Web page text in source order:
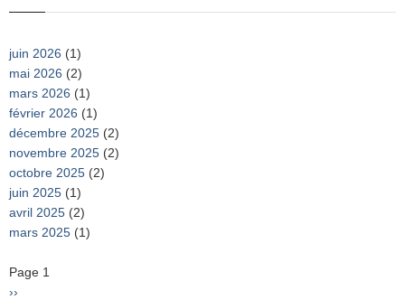
juin 2026 (1)
mai 2026 (2)
mars 2026 (1)
février 2026 (1)
décembre 2025 (2)
novembre 2025 (2)
octobre 2025 (2)
juin 2025 (1)
avril 2025 (2)
mars 2025 (1)
Pagination
Page 1
Page
››